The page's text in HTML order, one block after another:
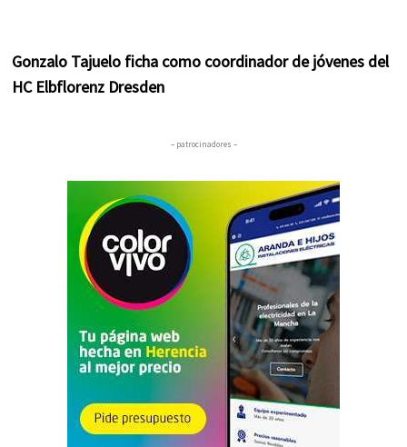
Gonzalo Tajuelo ficha como coordinador de jóvenes del
HC Elbflorenz Dresden
– patrocinadores –